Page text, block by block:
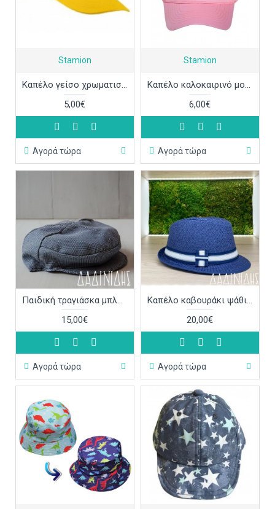
Stamion
Καπέλο γείσο χρωματιστό ΚΑΠ314
5,00€
Αγορά τώρα
Stamion
Καπέλο καλοκαιρινό μονόχρωμο 58cm ΚΑΠ312
6,00€
Αγορά τώρα
Παιδική τραγιάσκα μπλε ΚΑΠ301
15,00€
Αγορά τώρα
Καπέλο καβουράκι ψάθινο μπλε ΚΑΠ299
20,00€
Αγορά τώρα